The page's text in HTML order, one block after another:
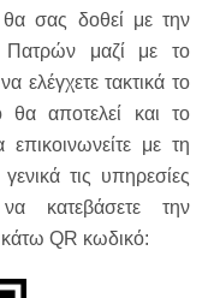
σας δοθεί με την
Πατρών μαζί με το
ελέγχετε τακτικά το
αποτελεί και το
με τη
τις υπηρεσίες
κατεβάσετε την
QR κωδικό: